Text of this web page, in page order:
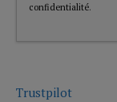
confidentialité.
Trustpilot